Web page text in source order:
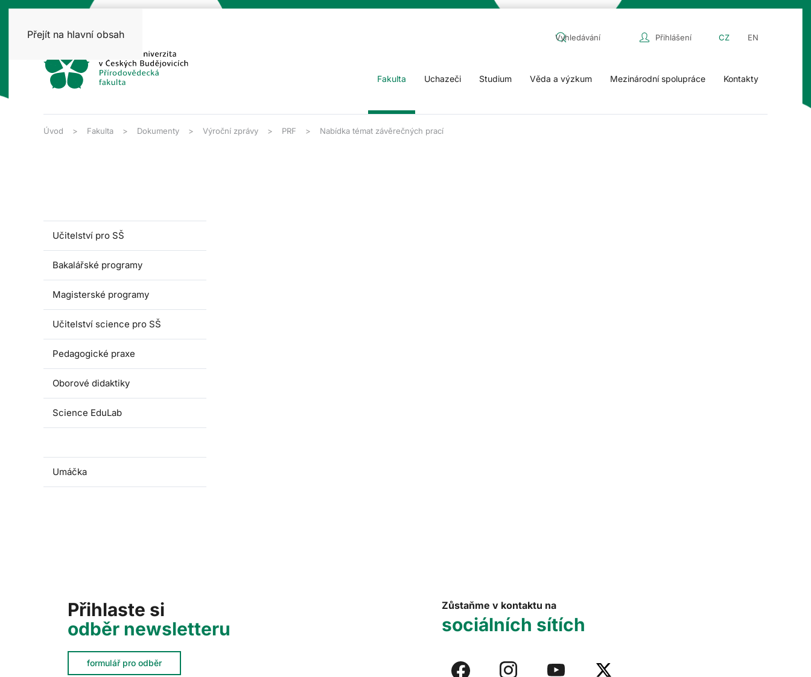
Přejít na hlavní obsah Přihlášení CZ EN
Fakulta Uchazeči Studium Věda a výzkum Mezinárodní spolupráce Kontakty
Úvod Fakulta Dokumenty Výroční zprávy PRF Nabídka témat závěrečných prací
Učitelství pro SŠ
Bakalářské programy
Magisterské programy
Učitelství science pro SŠ
Pedagogické praxe
Oborové didaktiky
Science EduLab
Umáčka
Přihlaste si
odběr newsletteru
formulář pro odběr
Zůstaňme v kontaktu na
sociálních sítích